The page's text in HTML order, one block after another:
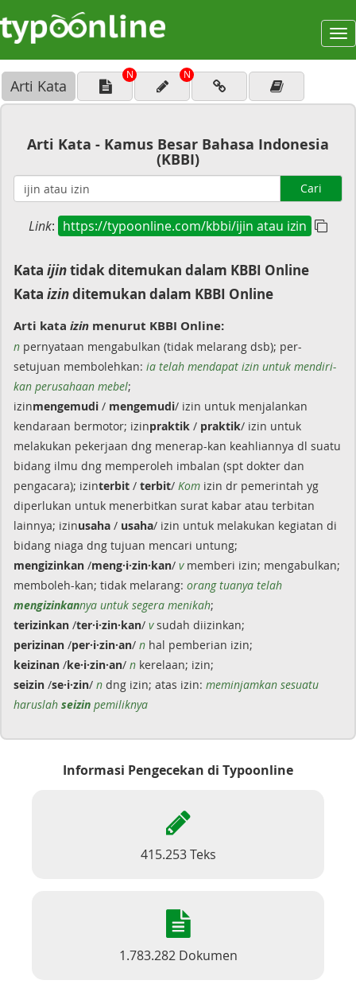
Arti Kata
N N
Arti Kata - Kamus Besar Bahasa Indonesia
(KBBI)
Cari
Link: https://typoonline.com/kbbi/ijin atau izin
Kata ijintidak ditemukan dalam KBBI Online
Kata izinditemukan dalam KBBI Online
Arti kata izin menurut KBBI Online:
n pernyataan mengabulkan (tidak melarang dsb); per-
setujuan membolehkan: ia telah mendapat izin untuk mendiri-
kan perusahaan mebel;
izinmengemudi / mengemudi/ izin untuk menjalankan
kendaraan bermotor; izinpraktik / praktik/ izin untuk
melakukan pekerjaan dng menerap-kan keahliannya dl suatu
bidang ilmu dng memperoleh imbalan (spt dokter dan
pengacara); izinterbit / terbit/ Kom izin dr pemerintah yg
diperlukan untuk menerbitkan surat kabar atau terbitan
lainnya; izinusaha / usaha/ izin untuk melakukan kegiatan di
bidang niaga dng tujuan mencari untung;
mengizinkan /meng·i·zin·kan/ vmemberi izin; mengabulkan;
memboleh-kan; tidak melarang: orang tuanya telah
mengizinkannya untuk segera menikah;
terizinkan /ter·i·zin·kan/ vsudah diizinkan;
perizinan /per·i·zin·an/ n hal pemberian izin;
keizinan /ke·i·zin·an/ n kerelaan; izin;
seizin /se·i·zin/ n dng izin; atas izin: meminjamkan sesuatu
haruslah seizin pemiliknya
Informasi Pengecekan di Typoonline
415.253 Teks
1.783.282 Dokumen